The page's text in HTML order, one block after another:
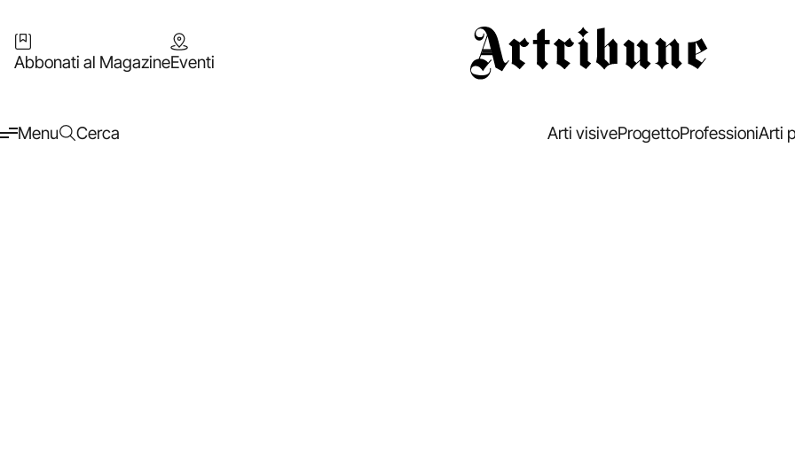
Abbonati al MagazineEventi
Menu Cerca Arti visiveProgettoProfessioniArti